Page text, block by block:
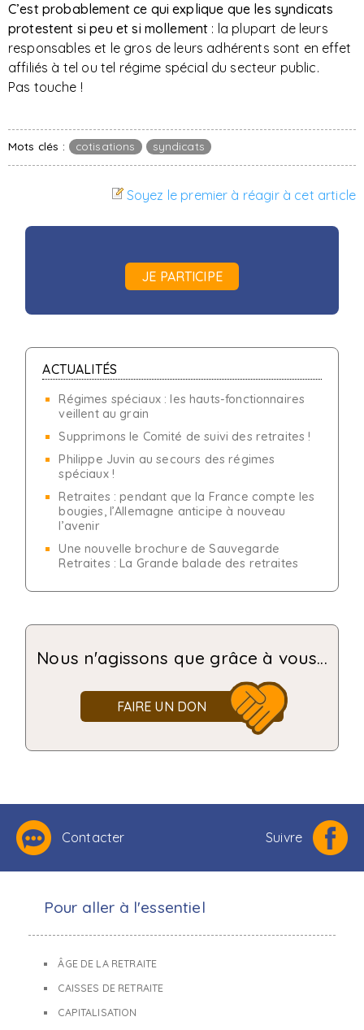
C’est probablement ce qui explique que les syndicats
protestent si peu et si mollement : la plupart de leurs
responsables et le gros de leurs adhérents sont en effet
affiliés à tel ou tel régime spécial du secteur public.
Pas touche !
Mots clés : cotisations syndicats
Soyez le premier à réagir à cet article
JE PARTICIPE
ACTUALITÉS
Régimes spéciaux : les hauts-fonctionnaires
veillent au grain
Supprimons le Comité de suivi des retraites !
Philippe Juvin au secours des régimes
spéciaux !
Retraites : pendant que la France compte les
bougies, l’Allemagne anticipe à nouveau
l’avenir
Une nouvelle brochure de Sauvegarde
Retraites : La Grande balade des retraites
Nous n'agissons que grâce à vous...
FAIRE UN DON
Contacter Suivre
Pour aller à l'essentiel
ÂGE DE LA RETRAITE
CAISSES DE RETRAITE
CAPITALISATION